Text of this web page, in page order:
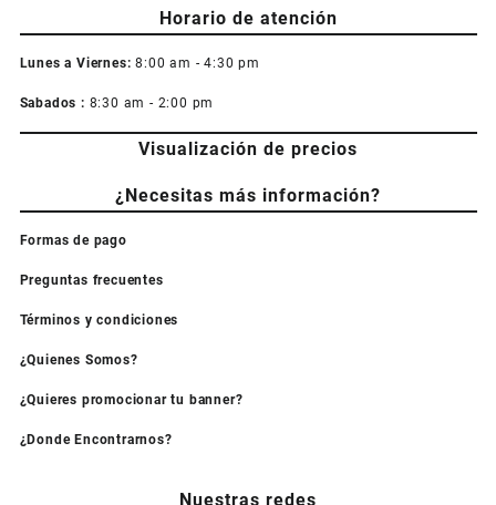
Horario de atención
Lunes a Viernes: 8:00 am - 4:30 pm
Sabados : 8:30 am - 2:00 pm
Visualización de precios
¿Necesitas más información?
Formas de pago
Preguntas frecuentes
Términos y condiciones
¿Quienes Somos?
¿Quieres promocionar tu banner?
¿Donde Encontrarnos?
Nuestras redes